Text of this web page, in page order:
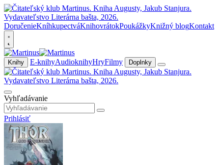
DoručenieKníhkupectváKnihovrátokPoukážkyKnižný blogKontakt
Knihy E-knihyAudioknihyHryFilmy Doplnky
Vyhľadávanie
Prihlásiť